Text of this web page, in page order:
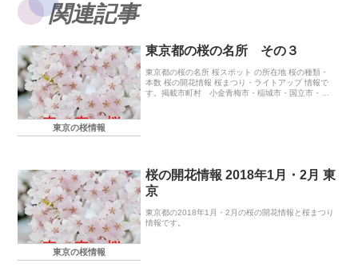
関連記事
東京の桜情報
東京都の桜の名所 その３
東京都の桜の名所 桜スポット の所在地 桜の種類・
本数 桜の開花情報 桜まつり・ライトアップ 情報で
す。掲載市町村 小金青梅市・稲城市・国立市・小
東京の桜情報
桜の開花情報 2018年1月・2月 東
京
東京都の2018年1月・2月の桜の開花情報と桜まつり
情報です。